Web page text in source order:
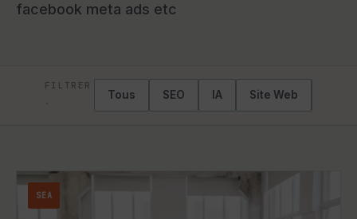
facebook meta ads etc
FILTRER
·
Tous SEO IA Site Web
SEA